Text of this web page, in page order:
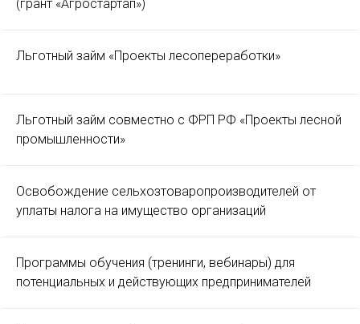
(грант «Агростартап»)
Льготный займ «Проекты лесопереработки»
Льготный займ совместно с ФРП РФ «Проекты лесной
промышленности»
Освобождение сельхозтоваропроизводителей от
уплаты налога на имущество организаций
Программы обучения (тренинги, вебинары) для
потенциальных и действующих предпринимателей